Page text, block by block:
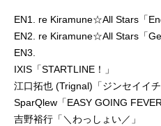
EN1. re Kiramune☆All Stars「
EN2. re Kiramune☆All Stars「
EN3.
IXIS「STARTLINE！」
江口拓也 (Trignal)「ジンセイイチ
SparQlew「EASY GOING
吉野裕行「＼わっしょい／」